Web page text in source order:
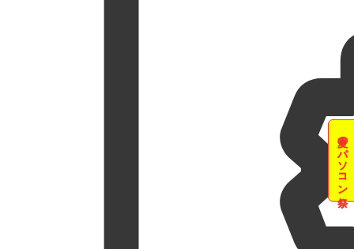
夏のパソコン祭